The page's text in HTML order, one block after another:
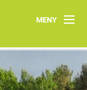
MENY
Hem
oss och vår förening